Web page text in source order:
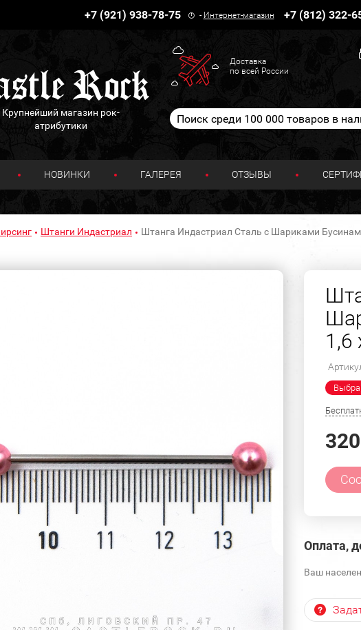
+7 (921) 938-78-75 - Интернет-магазин +7 (812) 322-
Крупнейший магазин рок-
атрибутики
Доставка
по всей России
НОВИНКИ ГАЛЕРЕЯ ОТЗЫВЫ
Штанги Индастриал Штанга Индастриал Сталь с Шариками
1,6
320
Оплата,
Ваш